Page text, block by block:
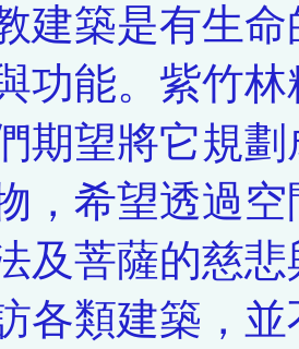
建築是有生
功能。紫竹
期望將它規
，希望透過
及菩薩的慈
各類建築，